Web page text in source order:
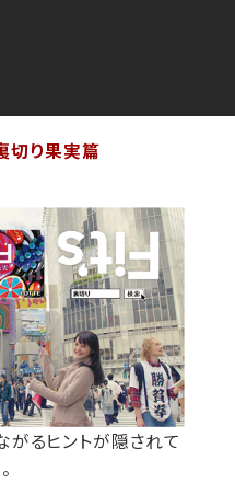
り果実篇
がるヒントが隠されて